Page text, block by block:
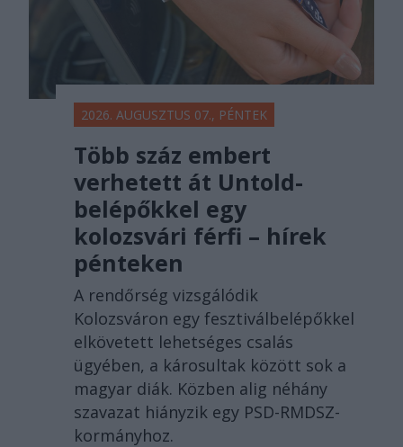
2026. AUGUSZTUS 07., PÉNTEK
Több száz embert
verhetett át Untold-
belépőkkel egy
kolozsvári férfi – hírek
pénteken
A rendőrség vizsgálódik
Kolozsváron egy fesztiválbelépőkkel
elkövetett lehetséges csalás
ügyében, a károsultak között sok a
magyar diák. Közben alig néhány
szavazat hiányzik egy PSD-RMDSZ-
kormányhoz.